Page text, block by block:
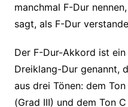
manchmal F-Dur
sagt, als F-Dur
Der F-Dur-Akkord ist
Dreiklang-Dur genannt,
aus drei Tönen: dem
(Grad III) und dem Ton